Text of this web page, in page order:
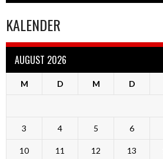
KALENDER
AUGUST 2026
M D M D
3 4 5 6
10 11 12 13